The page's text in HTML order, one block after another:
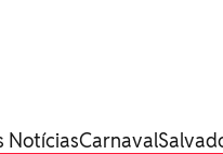
NotíciasCarnaval